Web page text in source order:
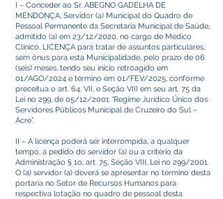
I – Conceder ao Sr. ABEGNO GADELHA DE
MENDONÇA, Servidor (a) Municipal do Quadro de
Pessoal Permanente da Secretaria Municipal de Saúde,
admitido (a) em 23/12/2020, no cargo de Médico
Clinico, LICENÇA para tratar de assuntos particulares,
sem ônus para esta Municipalidade, pelo prazo de 06
(seis) meses, tendo seu início retroagido em
01/AGO/2024 e término em 01/FEV/2025, conforme
preceitua o art. 64, VII, e Seção VIII em seu art. 75 da
Lei no 299, de 05/12/2001 “Regime Jurídico Único dos
Servidores Públicos Municipal de Cruzeiro do Sul –
Acre”.
II – A licença poderá ser interrompida, a qualquer
tempo, a pedido do servidor (a) ou a critério da
Administração § 1o, art. 75, Seção VIII, Lei no 299/2001.
O (a) servidor (a) deverá se apresentar no término desta
portaria no Setor de Recursos Humanos para
respectiva lotação no quadro de pessoal desta